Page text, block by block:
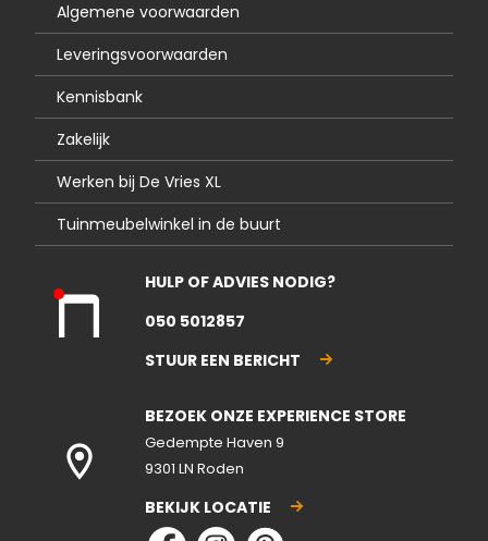
Algemene voorwaarden
Leveringsvoorwaarden
Kennisbank
Zakelijk
Werken bij De Vries XL
Tuinmeubelwinkel in de buurt
nte
ote
n
HULP OF ADVIES NODIG?
050 5012857
STUUR EEN BERICHT
BEZOEK ONZE EXPERIENCE STORE
Gedempte Haven 9
9301 LN Roden
BEKIJK LOCATIE